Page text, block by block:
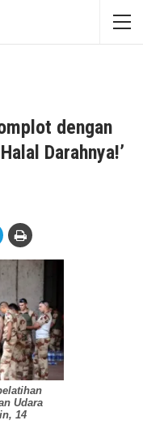
dengan
Darahnya!’
Udara
14